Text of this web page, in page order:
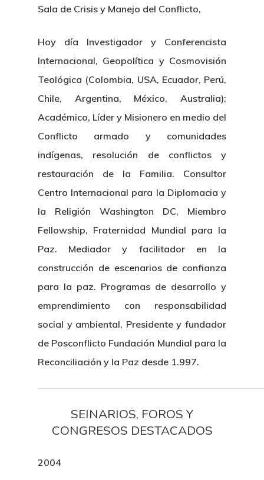
Sala de Crisis y Manejo del Conflicto,
Hoy día Investigador y Conferencista
Internacional, Geopolítica y Cosmovisión
Teológica (Colombia, USA, Ecuador, Perú,
Chile, Argentina, México, Australia);
Académico, Líder y Misionero en medio del
Conflicto armado y comunidades
indígenas, resolución de conflictos y
restauración de la Familia. Consultor
Centro Internacional para la Diplomacia y
la Religión Washington DC, Miembro
Fellowship, Fraternidad Mundial para la
Paz. Mediador y facilitador en la
construcción de escenarios de confianza
para la paz. Programas de desarrollo y
emprendimiento con responsabilidad
social y ambiental, Presidente y fundador
de Posconflicto Fundación Mundial para la
Reconciliación y la Paz desde 1.997.
SEINARIOS, FOROS Y
CONGRESOS DESTACADOS
2004
Inicio
Biografía
Blog